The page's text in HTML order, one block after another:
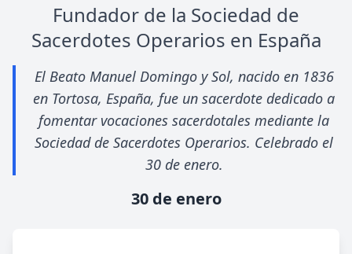
Fundador de la Sociedad de
Sacerdotes Operarios en España
El Beato Manuel Domingo y Sol, nacido en 1836
en Tortosa, España, fue un sacerdote dedicado a
fomentar vocaciones sacerdotales mediante la
Sociedad de Sacerdotes Operarios. Celebrado el
30 de enero.
30 de enero